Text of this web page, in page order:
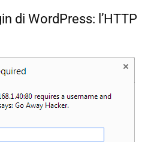
di WordPress: l’HTTP